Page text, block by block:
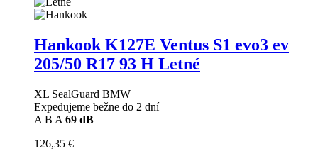
Hankook K127E Ventus S1 evo3 ev
205/50 R17 93 H Letné
XL SealGuard BMW
Expedujeme bežne do 2 dní
A B A 69 dB
126,35 €